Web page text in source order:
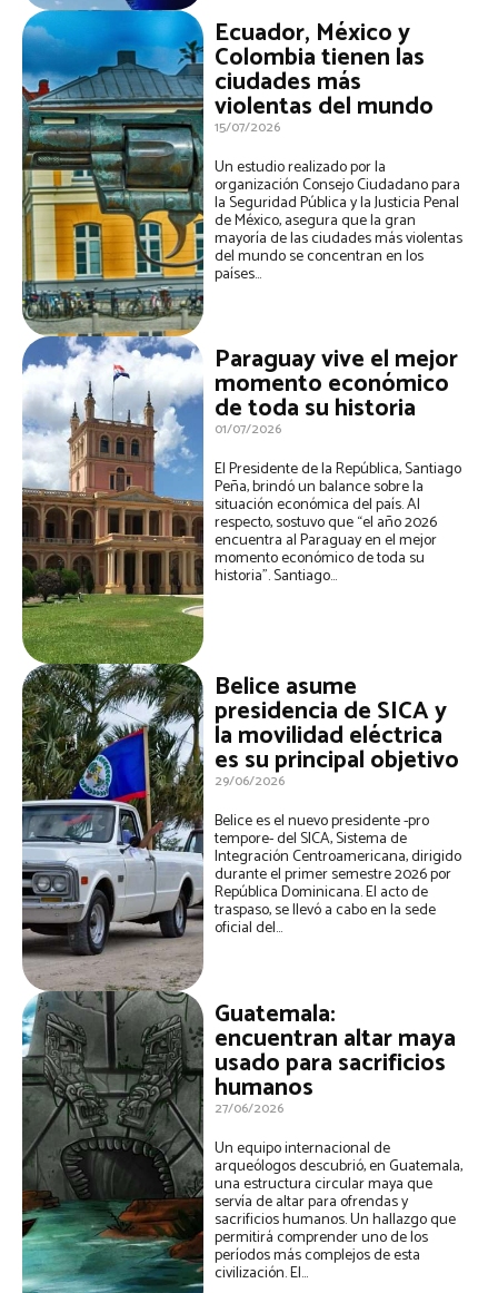
Ecuador, México y
Colombia tienen las
ciudades más
violentas del mundo
15/07/2026
Un estudio realizado por la
organización Consejo Ciudadano para
la Seguridad Pública y la Justicia Penal
de México, asegura que la gran
mayoría de las ciudades más violentas
del mundo se concentran en los
países...
Paraguay vive el mejor
momento económico
de toda su historia
01/07/2026
El Presidente de la República, Santiago
Peña, brindó un balance sobre la
situación económica del país. Al
respecto, sostuvo que “el año 2026
encuentra al Paraguay en el mejor
momento económico de toda su
historia”. Santiago...
Belice asume
presidencia de SICA y
la movilidad eléctrica
es su principal objetivo
29/06/2026
Belice es el nuevo presidente -pro
tempore- del SICA, Sistema de
Integración Centroamericana, dirigido
durante el primer semestre 2026 por
República Dominicana. El acto de
traspaso, se llevó a cabo en la sede
oficial del...
Guatemala:
encuentran altar maya
usado para sacrificios
humanos
27/06/2026
Un equipo internacional de
arqueólogos descubrió, en Guatemala,
una estructura circular maya que
servía de altar para ofrendas y
sacrificios humanos. Un hallazgo que
permitirá comprender uno de los
períodos más complejos de esta
civilización. El...